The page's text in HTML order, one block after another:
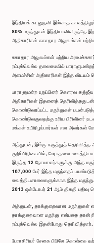
இந்தியக் கடனுதவி இல்லாத
80% மருந்துகள் இந்தியாவிலிருந்தே
அதிகாரிகள் சுகாதார அலுவல்கள்
சுகாதார அலுவல்கள் பற்றிய
ரம்புக்வெல்ல தலைமையில்
அமைச்சின் அதிகாரிகள் இந்த விடயம்
பாராளுமன்ற உறுப்பினர் கௌரவ
அதிகாரிகள் இதனைத்
கொண்டுவரப்பட்ட மருந்துகள்
கொண்டுவருவதற்கு உரிய பிரிவினர்
மக்கள் உயிரிழப்பார்கள் என அவர்கள்
அத்துடன், இங்கு கருத்துத்
குறிப்பிடுகையில், பேராதனை
இருந்த 12 நோயாளர்களுக்கு அந்த
167,000 பேர் இந்த மருந்தைப்
வைத்தியசாலைகளுக்காக இந்த
2013 ஒக்டோபர் 21 ஆம் திகதி பதிவு
அத்துடன், தரக்குறைவான மருந்துகள்
தரக்குறைவான மருந்து என்பதை தான்
ரம்புக்வெல்ல இதன்போது தெரிவித்தார்.
பேராசிரியர் சேனக பிபிலே கொள்கை